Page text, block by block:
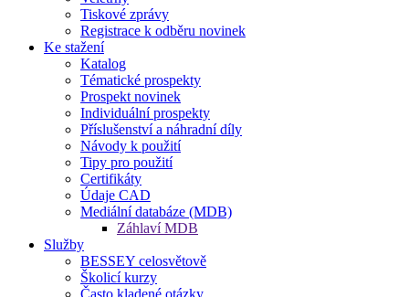
Tiskové zprávy
Registrace k odběru novinek
Ke stažení
Katalog
Tématické prospekty
Prospekt novinek
Individuální prospekty
Příslušenství a náhradní díly
Návody k použití
Tipy pro použití
Certifikáty
Údaje CAD
Mediální databáze (MDB)
Záhlaví MDB
Služby
BESSEY celosvětově
Školicí kurzy
Často kladené otázky